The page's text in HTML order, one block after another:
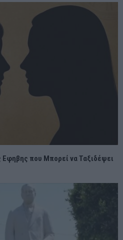
που Μπορεί να Ταξιδέψει